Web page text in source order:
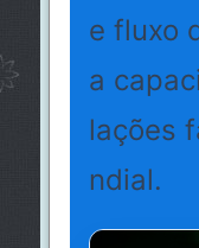
e fluxo
a
lações
ndial.